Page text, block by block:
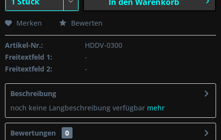
Merken Bewerten
Artikel-Nr.:
HDDV-0300
Freitextfeld 1:
-
Freitextfeld 2:
-
Beschreibung
noch keine Langbeschreibung verfügbar mehr
Bewertungen
0